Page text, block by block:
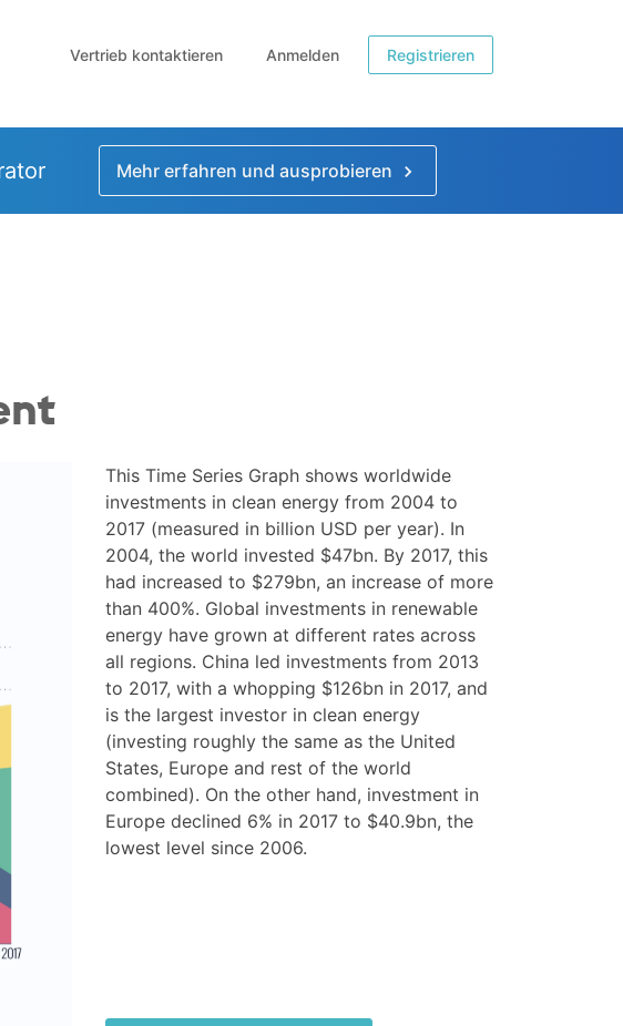
Vertrieb kontaktieren Anmelden Registrieren
Mehr erfahren und ausprobieren
This Time Series Graph shows worldwide
investments in clean energy from 2004 to
2017 (measured in billion USD per year). In
2004, the world invested $47bn. By 2017, this
had increased to $279bn, an increase of more
than 400%. Global investments in renewable
energy have grown at different rates across
all regions. China led investments from 2013
to 2017, with a whopping $126bn in 2017, and
is the largest investor in clean energy
(investing roughly the same as the United
States, Europe and rest of the world
combined). On the other hand, investment in
Europe declined 6% in 2017 to $40.9bn, the
lowest level since 2006.